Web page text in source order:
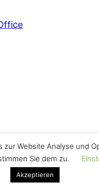
zur Website Analyse und
Sie dem zu.
Akzeptieren